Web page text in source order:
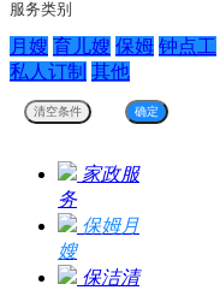
服务类别
月嫂 育儿嫂 保姆 钟点工
私人订制 其他
家政服
务
保姆月
嫂
保洁清